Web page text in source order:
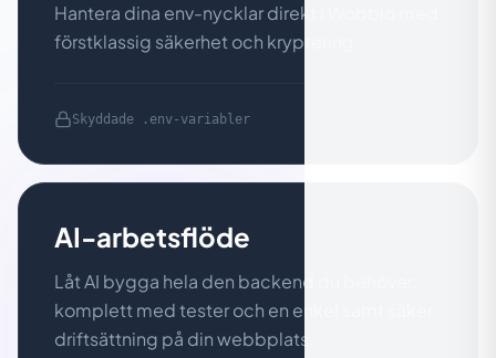
Hantera dina env-nycklar direkt i Wobbio med
förstklassig säkerhet och kryptering.
Skyddade .env-variabler
AI-arbetsflöde
Låt AI bygga hela den backend du behöver,
komplett med tester och en enkel samt säker
driftsättning på din webbplats.